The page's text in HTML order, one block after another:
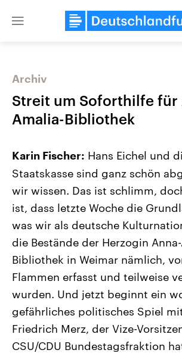
Close
Landtagswahl Sachsen-Anhalt
Alle Informationen
Sachsen-Anhalt wählt am 6.
September 2026 einen neuen
Landtag. Seit 2021 wird das
Bundesland von einer Koalition aus
CDU, SPD und FDP regiert.-
Umfragen, Prognosen,
Wahlprogramme, aktuelle Berichte
und Hintergründe zu den Parteien
und Kandidaten der anstehenden
USA
den
mit
Sendungen Programm
Audio-Archiv
Archiv
Streit um Soforthilfe für
Amalia-Bibliothek
Karin Fischer: Hans Eichel und
Staatskasse sind ganz schön
wir wissen. Das ist schlimm,
ist, dass letzte Woche die
was wir als deutsche
die Bestände der Herzogin
Bibliothek in Weimar nämlich,
Flammen erfasst und teilweise
wurden. Und jetzt beginnt ein
gefährliches politisches Spiel
Friedrich Merz, der Vize-
CSU/CDU Bundestagsfraktion